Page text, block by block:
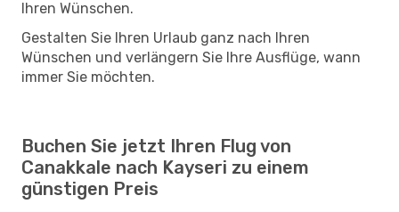
Ihren Wünschen.
Gestalten Sie Ihren Urlaub ganz nach Ihren
Wünschen und verlängern Sie Ihre Ausflüge, wann
immer Sie möchten.
Buchen Sie jetzt Ihren Flug von
Canakkale nach Kayseri zu einem
günstigen Preis